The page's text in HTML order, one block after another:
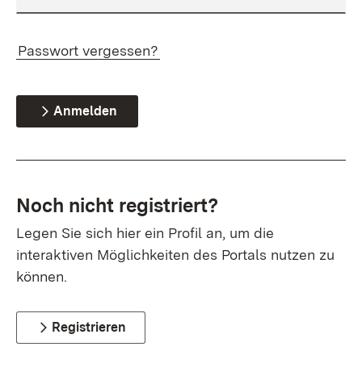
Passwort vergessen?
Anmelden
Noch nicht registriert?
Legen Sie sich hier ein Profil an, um die
interaktiven Möglichkeiten des Portals nutzen zu
können.
Registrieren